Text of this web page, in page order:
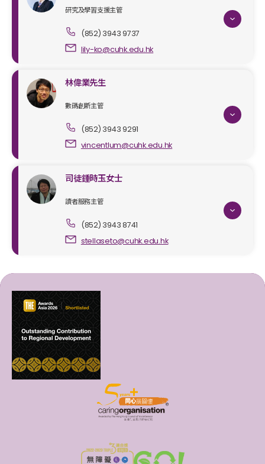
研究及學習支援主管
(852) 3943 9737
lily-ko@cuhk.edu.hk
林偉業先生
數碼創新主管
(852) 3943 9291
⁠vincentlum@cuhk.edu.hk
司徒鍾時玉女士
讀者服務主管
(852) 3943 8741
stellaseto@cuhk.edu.hk